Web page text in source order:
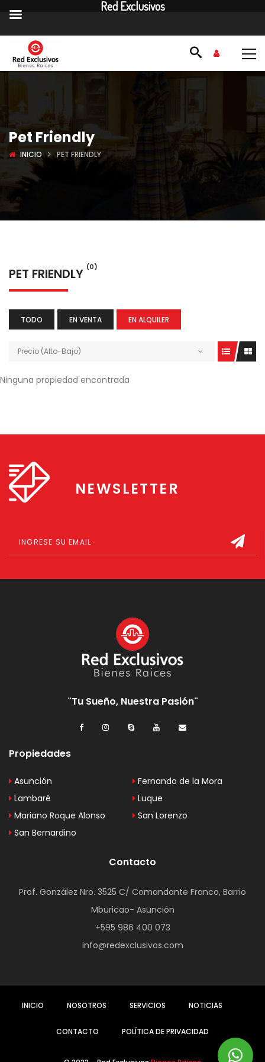
Pet Friendly
INICIO PET FRIENDLY
PET FRIENDLY (0)
TODO EN VENTA EN ALQUILER
Precio (Alto-Bajo)
Ninguna propiedad encontrada
NEWSLETTER
¨Tu Sueño, Nuestra Pasión¨
Propiedades
Asunción
Fernando de la Mora
Lambaré
Luque
Mariano Roque Alonso
San Lorenzo
San Bernardino
Contacto
Prof. González Nro. 3525 C/ Comandante Franco, Barrio
Mburicao- Asunción
+595 986 400 073
info@redexclusivos.com
INICIO NOSOTROS SERVICIOS NOTICIAS
CONTACTO POLÍTICA DE PRIVACIDAD
Red Exclusivos